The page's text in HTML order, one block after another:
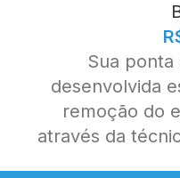
Sua ponta
desenvolvida
remoção do
através da